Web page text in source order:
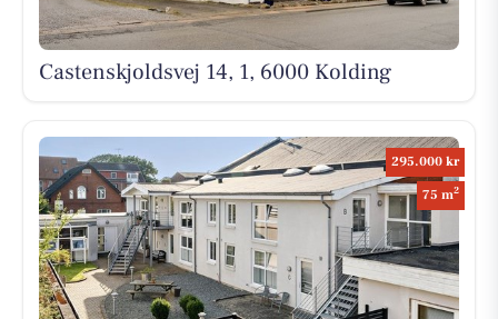
Castenskjoldsvej 14, 1, 6000 Kolding
295.000 kr
75 m2